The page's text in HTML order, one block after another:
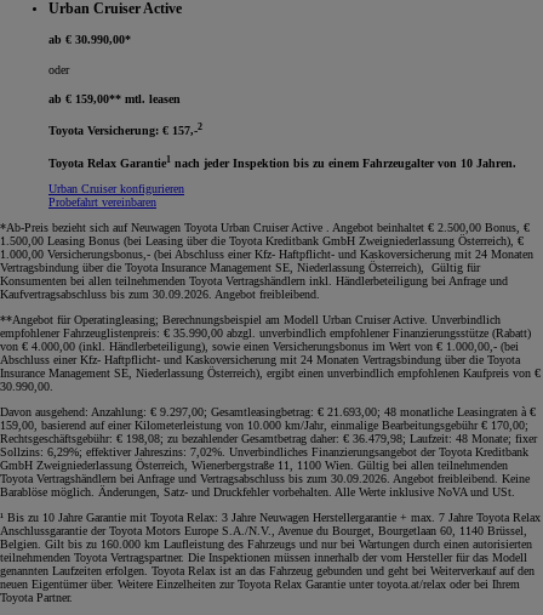
Urban Cruiser Active
ab € 30.990,00*
oder
ab € 159,00** mtl. leasen
Toyota Versicherung: € 157,-2
Toyota Relax Garantie1 nach jeder Inspektion bis zu einem Fahrzeugalter von 10 Jahren.
Urban Cruiser konfigurieren
Probefahrt vereinbaren
*Ab-Preis bezieht sich auf Neuwagen Toyota Urban Cruiser Active . Angebot beinhaltet € 2.500,00 Bonus, €
1.500,00 Leasing Bonus (bei Leasing über die Toyota Kreditbank GmbH Zweigniederlassung Österreich), €
1.000,00 Versicherungsbonus,- (bei Abschluss einer Kfz- Haftpflicht- und Kaskoversicherung mit 24 Monaten
Vertragsbindung über die Toyota Insurance Management SE, Niederlassung Österreich), Gültig für
Konsumenten bei allen teilnehmenden Toyota Vertragshändlern inkl. Händlerbeteiligung bei Anfrage und
Kaufvertragsabschluss bis zum 30.09.2026. Angebot freibleibend.
**Angebot für Operatingleasing; Berechnungsbeispiel am Modell Urban Cruiser Active. Unverbindlich
empfohlener Fahrzeuglistenpreis: € 35.990,00 abzgl. unverbindlich empfohlener Finanzierungsstütze (Rabatt)
von € 4.000,00 (inkl. Händlerbeteiligung), sowie einen Versicherungsbonus im Wert von € 1.000,00,- (bei
Abschluss einer Kfz- Haftpflicht- und Kaskoversicherung mit 24 Monaten Vertragsbindung über die Toyota
Insurance Management SE, Niederlassung Österreich), ergibt einen unverbindlich empfohlenen Kaufpreis von €
30.990,00.
Davon ausgehend: Anzahlung: € 9.297,00; Gesamtleasingbetrag: € 21.693,00; 48 monatliche Leasingraten à €
159,00, basierend auf einer Kilometerleistung von 10.000 km/Jahr, einmalige Bearbeitungsgebühr € 170,00;
Rechtsgeschäftsgebühr: € 198,08; zu bezahlender Gesamtbetrag daher: € 36.479,98; Laufzeit: 48 Monate; fixer
Sollzins: 6,29%; effektiver Jahreszins: 7,02%. Unverbindliches Finanzierungsangebot der Toyota Kreditbank
GmbH Zweigniederlassung Österreich, Wienerbergstraße 11, 1100 Wien. Gültig bei allen teilnehmenden
Toyota Vertragshändlern bei Anfrage und Vertragsabschluss bis zum 30.09.2026. Angebot freibleibend. Keine
Barablöse möglich. Änderungen, Satz- und Druckfehler vorbehalten. Alle Werte inklusive NoVA und USt.
¹ Bis zu 10 Jahre Garantie mit Toyota Relax: 3 Jahre Neuwagen Herstellergarantie + max. 7 Jahre Toyota Relax
Anschlussgarantie der Toyota Motors Europe S.A./N.V., Avenue du Bourget, Bourgetlaan 60, 1140 Brüssel,
Belgien. Gilt bis zu 160.000 km Laufleistung des Fahrzeugs und nur bei Wartungen durch einen autorisierten
teilnehmenden Toyota Vertragspartner. Die Inspektionen müssen innerhalb der vom Hersteller für das Modell
genannten Laufzeiten erfolgen. Toyota Relax ist an das Fahrzeug gebunden und geht bei Weiterverkauf auf den
neuen Eigentümer über. Weitere Einzelheiten zur Toyota Relax Garantie unter toyota.at/relax oder bei Ihrem
Toyota Partner.